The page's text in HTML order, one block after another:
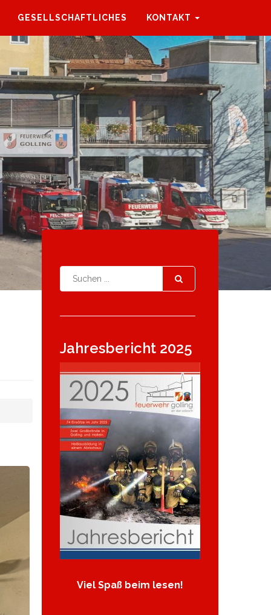
GESELLSCHAFTLICHES KONTAKT
Jahresbericht 2025
Viel Spaß beim lesen!